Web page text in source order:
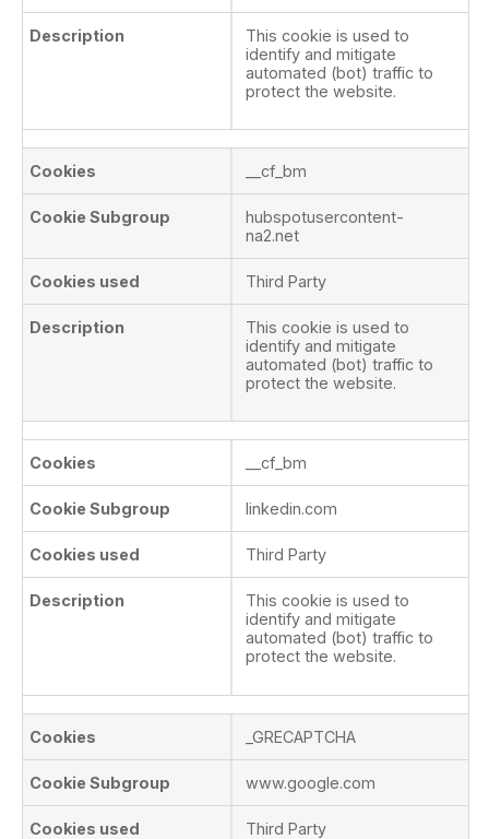
This cookie is used to
identify and mitigate
automated (bot) traffic to
protect the website.
__cf_bm
hubspotusercontent-
na2.net
Third Party
This cookie is used to
identify and mitigate
automated (bot) traffic to
protect the website.
__cf_bm
linkedin.com
Third Party
This cookie is used to
identify and mitigate
automated (bot) traffic to
protect the website.
_GRECAPTCHA
www.google.com
Third Party